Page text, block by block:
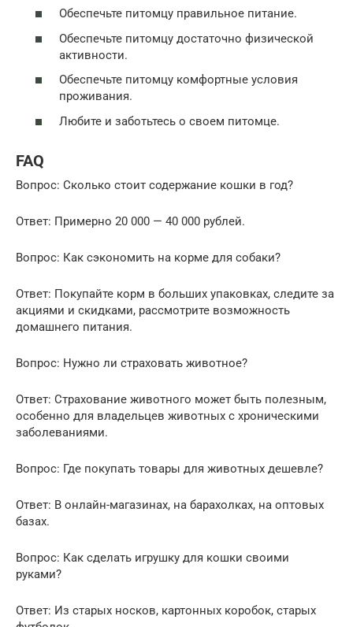
Обеспечьте питомцу правильное питание.
Обеспечьте питомцу достаточно физической
активности.
Обеспечьте питомцу комфортные условия
проживания.
Любите и заботьтесь о своем питомце.
FAQ
Вопрос: Сколько стоит содержание кошки в год?
Ответ: Примерно 20 000 — 40 000 рублей.
Вопрос: Как сэкономить на корме для собаки?
Ответ: Покупайте корм в больших упаковках, следите за
акциями и скидками, рассмотрите возможность
домашнего питания.
Вопрос: Нужно ли страховать животное?
Ответ: Страхование животного может быть полезным,
особенно для владельцев животных с хроническими
заболеваниями.
Вопрос: Где покупать товары для животных дешевле?
Ответ: В онлайн-магазинах, на барахолках, на оптовых
базах.
Вопрос: Как сделать игрушку для кошки своими
руками?
Ответ: Из старых носков, картонных коробок, старых